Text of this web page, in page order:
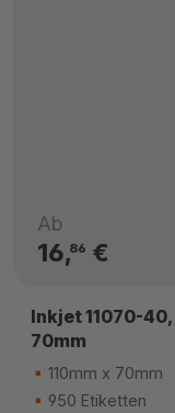
Ab
16,86 €
Inkjet 11070-
70mm
110mm x 70mm
950 Etiketten